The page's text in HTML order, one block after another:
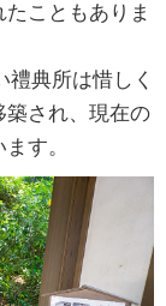
こともありま
典所は惜しく
築され、現在の
す。